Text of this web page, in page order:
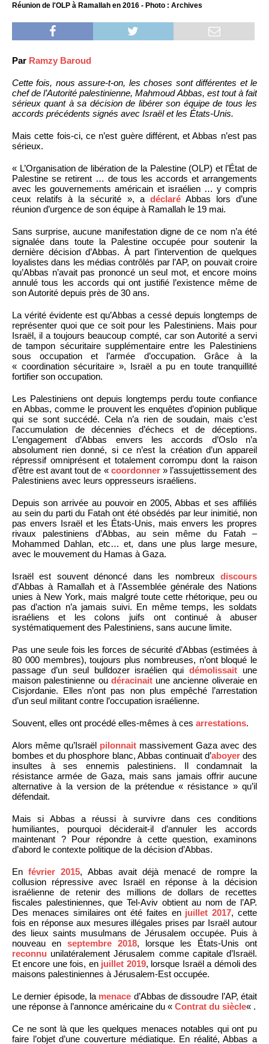
Réunion de l'OLP à Ramallah en 2016 - Photo : Archives
Par Ramzy Baroud
Cette fois, nous assure-t-on, les choses sont différentes et le
chef de l’Autorité palestinienne, Mahmoud Abbas, est tout à fait
sérieux quant à sa décision de libérer son équipe de tous les
accords précédents signés avec Israël et les États-Unis.
Mais cette fois-ci, ce n’est guère différent, et Abbas n’est pas
sérieux.
« L’Organisation de libération de la Palestine (OLP) et l’État de
Palestine se retirent … de tous les accords et arrangements
avec les gouvernements américain et israélien … y compris
ceux relatifs à la sécurité », a déclaréAbbas lors d’une
réunion d’urgence de son équipe à Ramallah le 19 mai.
Sans surprise, aucune manifestation digne de ce nom n’a été
signalée dans toute la Palestine occupée pour soutenir la
dernière décision d’Abbas. À part l’intervention de quelques
loyalistes dans les médias contrôlés par l’AP, on pouvait croire
qu’Abbas n’avait pas prononcé un seul mot, et encore moins
annulé tous les accords qui ont justifié l’existence même de
son Autorité depuis près de 30 ans.
La vérité évidente est qu’Abbas a cessé depuis longtemps de
représenter quoi que ce soit pour les Palestiniens. Mais pour
Israël, il a toujours beaucoup compté, car son Autorité a servi
de tampon sécuritaire supplémentaire entre les Palestiniens
sous occupation et l’armée d’occupation. Grâce à la
« coordination sécuritaire », Israël a pu en toute tranquillité
fortifier son occupation.
Les Palestiniens ont depuis longtemps perdu toute confiance
en Abbas, comme le prouvent les enquêtes d’opinion publique
qui se sont succédé. Cela n’a rien de soudain, mais c’est
l’accumulation de décennies d’échecs et de déceptions.
L’engagement d’Abbas envers les accords d’Oslo n’a
absolument rien donné, si ce n’est la création d’un appareil
répressif omniprésent et totalement corrompu dont la raison
d’être est avant tout de « coordonner» l’assujettissement des
Palestiniens avec leurs oppresseurs israéliens.
Depuis son arrivée au pouvoir en 2005, Abbas et ses affiliés
au sein du parti du Fatah ont été obsédés par leur inimitié, non
pas envers Israël et les États-Unis, mais envers les propres
rivaux palestiniens d’Abbas, au sein même du Fatah –
Mohammed Dahlan, etc… et, dans une plus large mesure,
avec le mouvement du Hamas à Gaza.
Israël est souvent dénoncé dans les nombreux discours
d’Abbas à Ramallah et à l’Assemblée générale des Nations
unies à New York, mais malgré toute cette rhétorique, peu ou
pas d’action n’a jamais suivi. En même temps, les soldats
israéliens et les colons juifs ont continué à abuser
systématiquement des Palestiniens, sans aucune limite.
Pas une seule fois les forces de sécurité d’Abbas (estimées à
80 000 membres), toujours plus nombreuses, n’ont bloqué le
passage d’un seul bulldozer israélien quidémolissait une
maison palestinienne ou déracinaitune ancienne oliveraie en
Cisjordanie. Elles n’ont pas non plus empêché l’arrestation
d’un seul militant contre l’occupation israélienne.
Souvent, elles ont procédé elles-mêmes à ces arrestations.
Alors même qu’Israël pilonnait massivement Gaza avec des
bombes et du phosphore blanc, Abbas continuait d’aboyerdes
insultes à ses ennemis palestiniens. Il condamnait la
résistance armée de Gaza, mais sans jamais offrir aucune
alternative à la version de la prétendue « résistance » qu’il
défendait.
Mais si Abbas a réussi à survivre dans ces conditions
humiliantes, pourquoi déciderait-il d’annuler les accords
maintenant ? Pour répondre à cette question, examinons
d’abord le contexte politique de la décision d’Abbas.
Enfévrier 2015, Abbas avait déjà menacé de rompre la
collusion répressive avec Israël en réponse à la décision
israélienne de retenir des millions de dollars de recettes
fiscales palestiniennes, que Tel-Aviv obtient au nom de l’AP.
Des menaces similaires ont été faites en juillet 2017, cette
fois en réponse aux mesures illégales prises par Israël autour
des lieux saints musulmans de Jérusalem occupée. Puis à
nouveau en septembre 2018, lorsque les États-Unis ont
reconnu unilatéralement Jérusalem comme capitale d’Israël.
Et encore une fois, en juillet 2019, lorsque Israël a démoli des
maisons palestiniennes à Jérusalem-Est occupée.
Le dernier épisode, la menace d’Abbas de dissoudre l’AP, était
une réponse à l’annonce américaine du « Contrat du siècle« .
Ce ne sont là que les quelques menaces notables qui ont pu
faire l’objet d’une couverture médiatique. En réalité, Abbas a